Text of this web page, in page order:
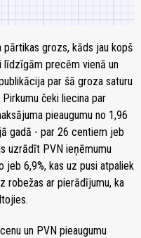
pārtikas grozs, kāds jau kopš
līdzīgām precēm vienā un
par šā groza saturu
čeki liecina par
pieaugumu no 1,96
gadā - par 26 centiem jeb
uzrādīt PVN ieņēmumu
jeb 6,9%, kas uz pusi atpaliek
robežas ar pierādījumu, ka
un PVN pieaugumu